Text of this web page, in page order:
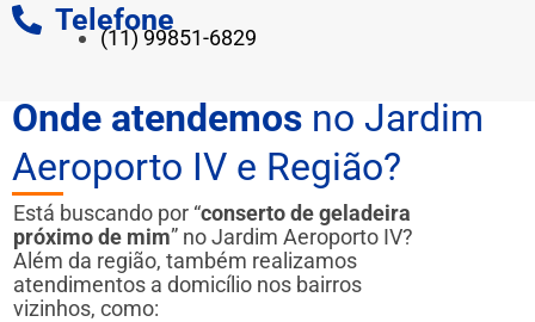
Telefone
(11) 99851-6829
Onde atendemos no Jardim
Aeroporto IV e Região?
Está buscando por “conserto de geladeira
próximo de mim” no Jardim Aeroporto IV?
Além da região, também realizamos
atendimentos a domicílio nos bairros
vizinhos, como: